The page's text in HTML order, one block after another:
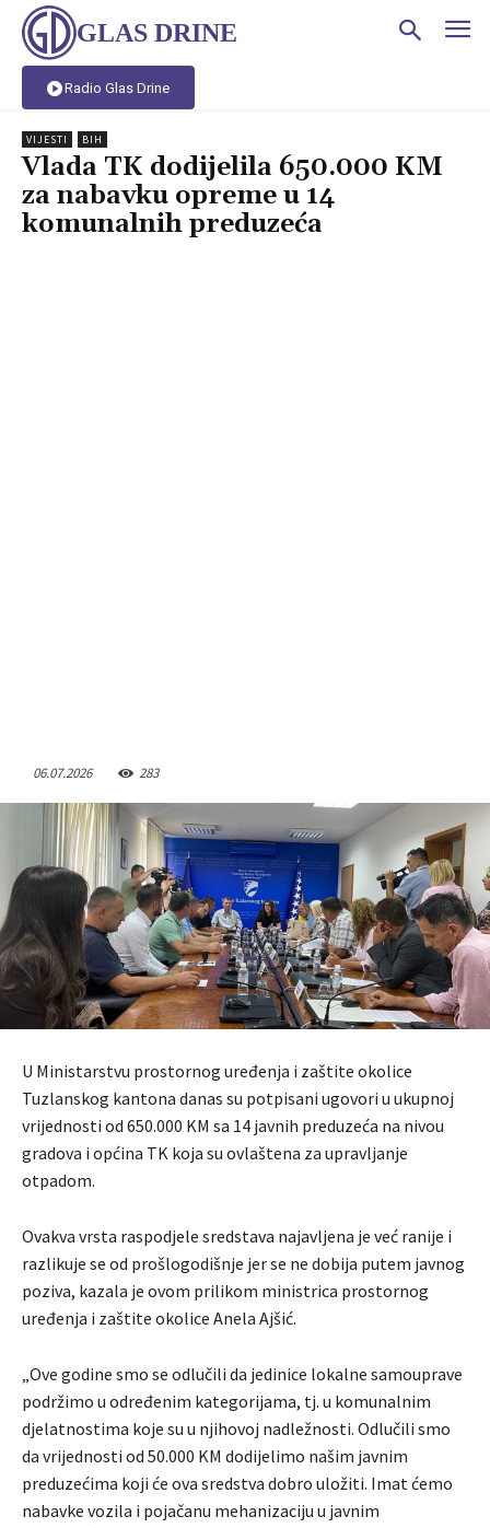
GLAS DRINE
Radio Glas Drine
VIJESTI BIH
Vlada TK dodijelila 650.000 KM
za nabavku opreme u 14
komunalnih preduzeća
06.07.2026 283
U Ministarstvu prostornog uređenja i zaštite okolice
Tuzlanskog kantona danas su potpisani ugovori u ukupnoj
vrijednosti od 650.000 KM sa 14 javnih preduzeća na nivou
gradova i općina TK koja su ovlaštena za upravljanje
otpadom.
Ovakva vrsta raspodjele sredstava najavljena je već ranije i
razlikuje se od prošlogodišnje jer se ne dobija putem javnog
poziva, kazala je ovom prilikom ministrica prostornog
uređenja i zaštite okolice Anela Ajšić.
„Ove godine smo se odlučili da jedinice lokalne samouprave
podržimo u određenim kategorijama, tj. u komunalnim
djelatnostima koje su u njihovoj nadležnosti. Odlučili smo
da vrijednosti od 50.000 KM dodijelimo našim javnim
preduzećima koji će ova sredstva dobro uložiti. Imat ćemo
nabavke vozila i pojačanu mehanizaciju u javnim